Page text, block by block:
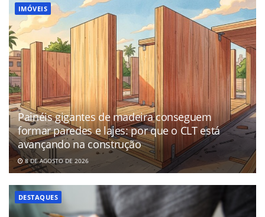
IMÓVEIS
Painéis gigantes de madeira conseguem
formar paredes e lajes: por que o CLT está
avançando na construção
8 DE AGOSTO DE 2026
DESTAQUES